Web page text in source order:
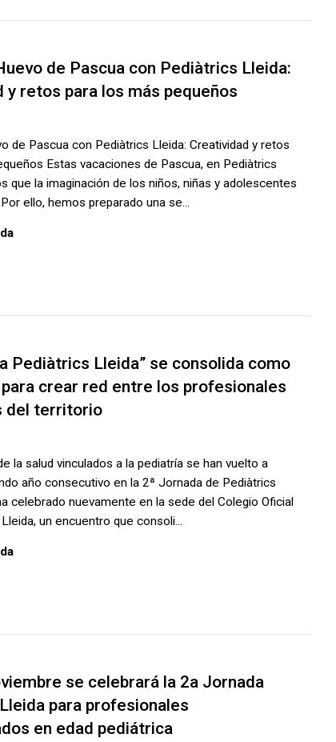
de Pascua con Pediàtrics Lleida:
y retos para los más pequeños
de Pascua con Pediàtrics Lleida: Creatividad y retos
Estas vacaciones de Pascua, en Pediàtrics
que la imaginación de los niños, niñas y adolescentes
ello, hemos preparado una se...
Pediàtrics Lleida” se consolida como
crear red entre los profesionales
del territorio
la salud vinculados a la pediatría se han vuelto a
año consecutivo en la 2ª Jornada de Pediàtrics
celebrado nuevamente en la sede del Colegio Oficial
un encuentro que consoli...
se celebrará la 2a Jornada
para profesionales
en edad pediátrica